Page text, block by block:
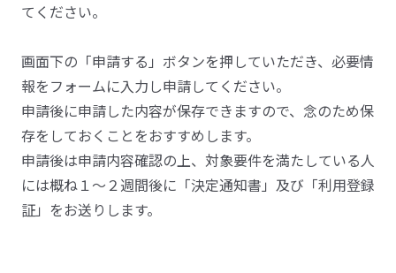
てください。
画面下の「申請する」ボタンを押していただき、必要情
報をフォームに入力し申請してください。
申請後に申請した内容が保存できますので、念のため保
存をしておくことをおすすめします。
申請後は申請内容確認の上、対象要件を満たしている人
には概ね１～２週間後に「決定通知書」及び「利用登録
証」をお送りします。